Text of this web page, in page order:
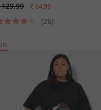
129,99 € 64,99
(26)